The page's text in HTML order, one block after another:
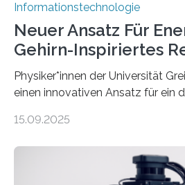
Informationstechnologie
Neuer Ansatz Für
Gehirn-Inspiriertes
Physiker*innen der Universität
einen innovativen Ansatz für ein
Lösungsweg ist inspiriert vom
stellt die heutige
Herausforderungen.
15.09.2025